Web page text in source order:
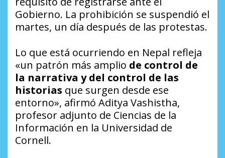
Gobierno. La prohibición se suspendió el
martes, un día después de las protestas.
Lo que está ocurriendo en Nepal refleja
«un patrón más amplio de control de
la narrativa y del control de las
historias que surgen desde ese
entorno», afirmó Aditya Vashistha,
profesor adjunto de Ciencias de la
Información en la Universidad de
Cornell.